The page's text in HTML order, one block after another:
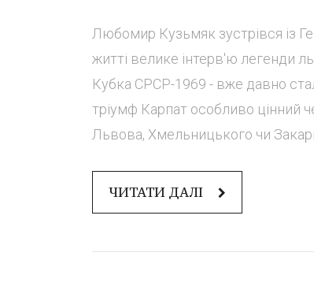
Любомир Кузьмяк зустрівся із
житті велике інтерв'ю легенди
Кубка СРСР-1969 - вже давно
тріумф Карпат особливо цінний
Львова, Хмельницького чи
ЧИТАТИ ДАЛІ